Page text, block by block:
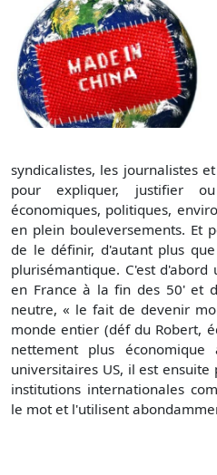
syndicalistes, les journalistes
pour expliquer, justifier
économiques, politiques,
en plein bouleversements. Et
de le définir, d'autant plus
plurisémantique. C'est
en France à la fin des 50' et
neutre, « le fait de devenir
monde entier (déf du Robert,
nettement plus
universitaires US, il est
institutions internationales
le mot et l'utilisent